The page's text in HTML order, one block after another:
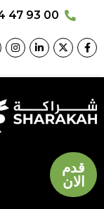
47 93 00
قدم
الان